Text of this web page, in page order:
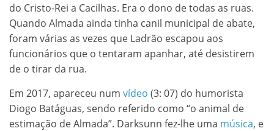
do Cristo-Rei a Cacilhas. Era o dono de todas as ruas.
Quando Almada ainda tinha canil municipal de abate,
foram várias as vezes que Ladrão escapou aos
funcionários que o tentaram apanhar, até desistirem
de o tirar da rua.
Em 2017, apareceu num vídeo (3: 07) do humorista
Diogo Batáguas, sendo referido como “o animal de
estimação de Almada”. Darksunn fez-lhe uma música, e